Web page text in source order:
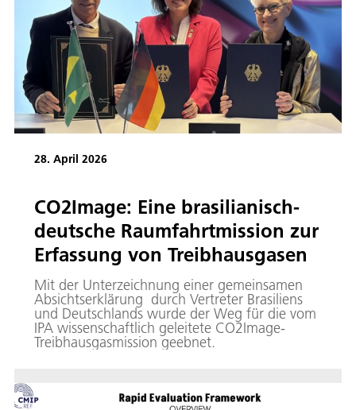
28. April 2026
CO2Image: Eine brasilianisch-
deutsche Raumfahrtmission zur
Erfassung von Treibhausgasen
Mit der Unterzeichnung einer gemeinsamen
Absichtserklärung durch Vertreter Brasiliens
und Deutschlands wurde der Weg für die vom
IPA wissenschaftlich geleitete CO2Image-
Treibhausgasmission geebnet.